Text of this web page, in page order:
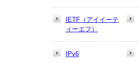
IETF（アイイーテ
ィーエフ）
IPv6